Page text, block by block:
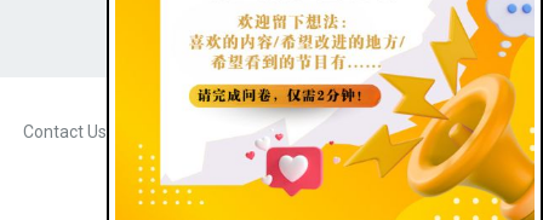
Radio Veritas Asia © 2023
Contact Us
Dark theme